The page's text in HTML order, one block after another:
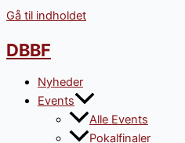
Gå til indholdet
DBBF
Nyheder
Events
Alle Events
Pokalfinaler